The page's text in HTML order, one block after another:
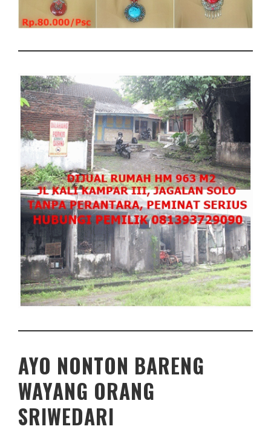
AYO NONTON BARENG
WAYANG ORANG
SRIWEDARI